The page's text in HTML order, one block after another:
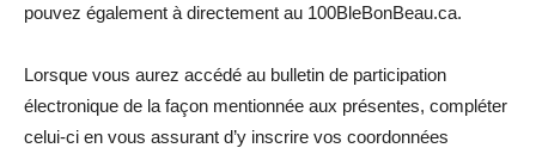
pouvez également à directement au 100BleBonBeau.ca.
Lorsque vous aurez accédé au bulletin de participation
électronique de la façon mentionnée aux présentes, compléter
celui-ci en vous assurant d’y inscrire vos coordonnées